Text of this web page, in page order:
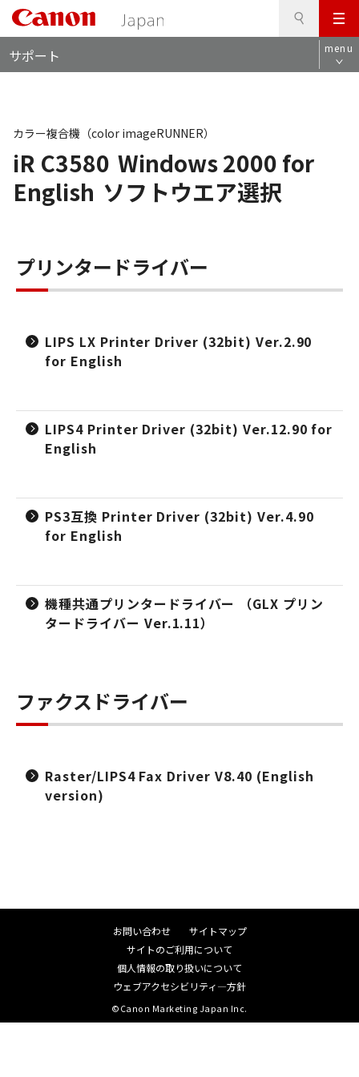
メ
ニ
ュ
サポート menu
iR C3580 Windows 2000 for
English ソフトウエア選択
カラー複合機（color imageRUNNER）
プリンタードライバー
LIPS LX Printer Driver (32bit) Ver.2.90
for English
LIPS4 Printer Driver (32bit) Ver.12.90 for
English
PS3互換 Printer Driver (32bit) Ver.4.90
for English
機種共通プリンタードライバー （GLX プリン
タードライバー Ver.1.11）
ファクスドライバー
Raster/LIPS4 Fax Driver V8.40 (English
version)
お問い合わせ
サイトマップ
サイトのご利用について
個人情報の取り扱いについて
ウェブアクセシビリティ―方針
©Canon Marketing Japan Inc.